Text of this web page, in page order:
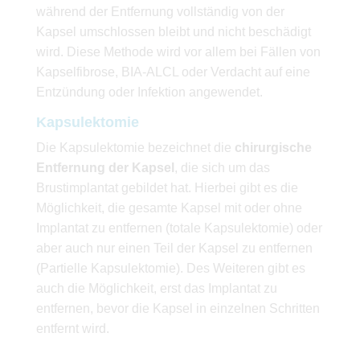
während der Entfernung vollständig von der
Kapsel umschlossen bleibt und nicht beschädigt
wird. Diese Methode wird vor allem bei Fällen von
Kapselfibrose, BIA-ALCL oder Verdacht auf eine
Entzündung oder Infektion angewendet.
Kapsulektomie
Die Kapsulektomie bezeichnet die chirurgische
Entfernung der Kapsel , die sich um das
Brustimplantat gebildet hat. Hierbei gibt es die
Möglichkeit, die gesamte Kapsel mit oder ohne
Implantat zu entfernen (totale Kapsulektomie) oder
aber auch nur einen Teil der Kapsel zu entfernen
(Partielle Kapsulektomie). Des Weiteren gibt es
auch die Möglichkeit, erst das Implantat zu
entfernen, bevor die Kapsel in einzelnen Schritten
entfernt wird.